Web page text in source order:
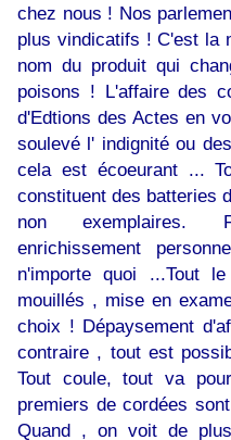
chez nous ! Nos
plus vindicatifs ! C'est la
nom du produit qui
poisons ! L'affaire des
d'Edtions des Actes en
soulevé l' indignité ou
cela est écoeurant ...
constituent des batteries
non exemplaires.
enrichissement
n'importe quoi ...Tout
mouillés , mise en
choix ! Dépaysement
contraire , tout est
Tout coule, tout va
premiers de cordées
Quand , on voit de